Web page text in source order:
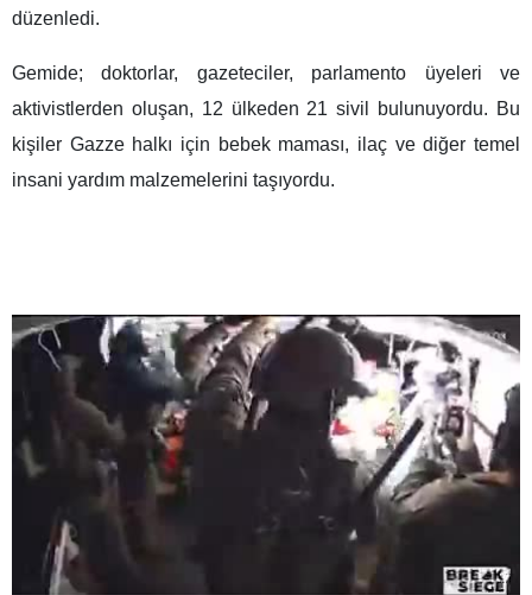
düzenledi.
Gemide; doktorlar, gazeteciler, parlamento üyeleri ve
aktivistlerden oluşan, 12 ülkeden 21 sivil bulunuyordu. Bu
kişiler Gazze halkı için bebek maması, ilaç ve diğer temel
insani yardım malzemelerini taşıyordu.